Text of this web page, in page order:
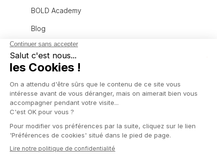
BOLD Academy
Blog
À propos
L'équipe
Recrutement